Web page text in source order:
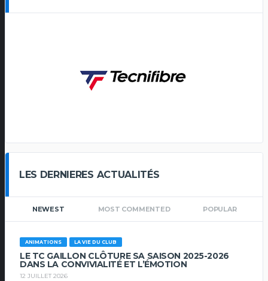
LES DERNIERES ACTUALITÉS
NEWEST MOST COMMENTED POPULAR
ANIMATIONS LA VIE DU CLUB
LE TC GAILLON CLÔTURE SA SAISON 2025-2026
DANS LA CONVIVIALITÉ ET L’ÉMOTION
12 JUILLET 2026